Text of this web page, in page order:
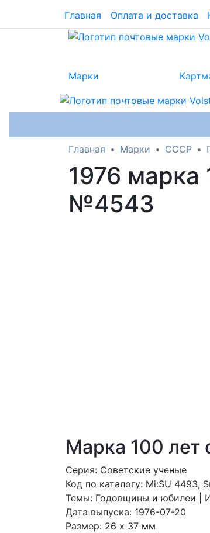
Главная Оплата и доставка
Марки
Главная Марки СССР
1976
№4543
Марка 100 лет
Серия: Советские ученые
Код по каталогy: Mi:SU 4493,
Темы: Годовщины и юбилеи |
Дата выпуска: 1976-07-20
Размер: 26 x 37 мм